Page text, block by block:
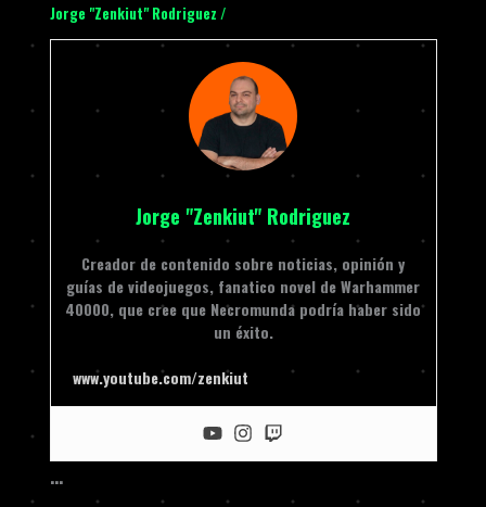
Jorge "Zenkiut" Rodriguez /
Jorge "Zenkiut" Rodriguez
Creador de contenido sobre noticias, opinión y
guías de videojuegos, fanatico novel de Warhammer
40000, que cree que Necromunda podría haber sido
un éxito.
www.youtube.com/zenkiut
…